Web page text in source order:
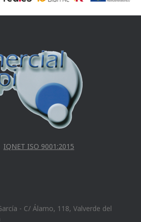
IQNET ISO 9001:2015
- C/ Álamo, 118, Valverde del